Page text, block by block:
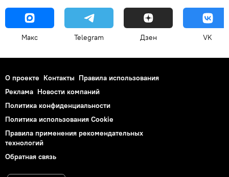
Макс Telegram Дзен VK
О проекте Контакты Правила использования
Реклама Новости компаний
Политика конфиденциальности
Политика использования Cookie
Правила применения рекомендательных
технологий
Обратная связь